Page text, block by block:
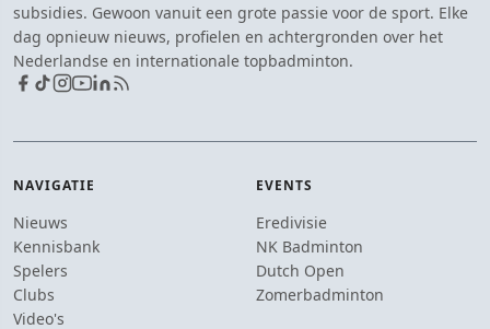
subsidies. Gewoon vanuit een grote passie voor de sport. Elke
dag opnieuw nieuws, profielen en achtergronden over het
Nederlandse en internationale topbadminton.
NAVIGATIE
Nieuws
Kennisbank
Spelers
Clubs
Video's
EVENTS
Eredivisie
NK Badminton
Dutch Open
Zomerbadminton